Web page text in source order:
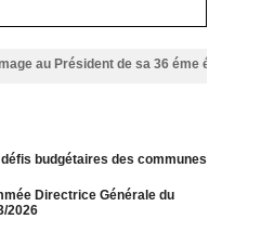
Président de sa 36 éme édition
budgétaires des communes
Directrice Générale du
2026